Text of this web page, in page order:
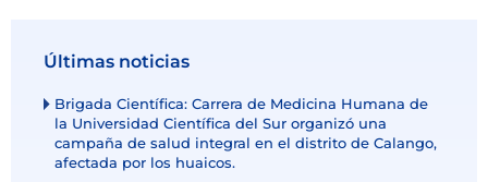
Últimas noticias
Brigada Científica: Carrera de Medicina Humana de
la Universidad Científica del Sur organizó una
campaña de salud integral en el distrito de Calango,
afectada por los huaicos.